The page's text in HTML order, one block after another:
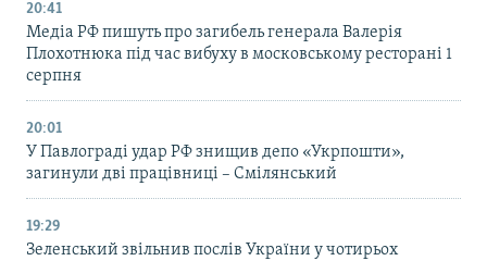
20:41
Медіа РФ пишуть про загибель генерала Валерія
Плохотнюка під час вибуху в московському ресторані 1
серпня
20:01
У Павлограді удар РФ знищив депо «Укрпошти»,
загинули дві працівниці – Смілянський
19:29
Зеленський звільнив послів України у чотирьох